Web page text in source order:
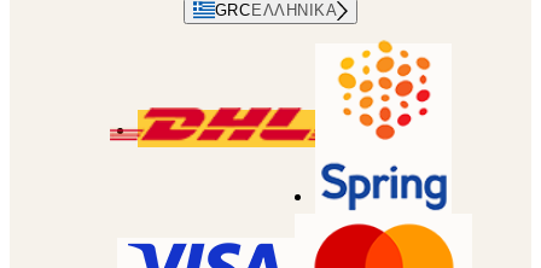
GRC ΕΛΛΗΝΙΚΆ